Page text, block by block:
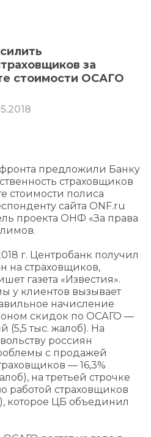
за
стоимости ОСАГО
предложили Банку
страховщиков
стоимости полиса
сайта ONF.ru
проекта ОНФ «За права
г. Центробанк получил
на страховщиков,
газета «Известия».
у клиентов вызывает
начисление
скидок по ОСАГО —
(5,5 тыс. жалоб). На
россиян
с продажей
— 16,3%
на третьей строчке
работой страховщиков
которое ЦБ объединил